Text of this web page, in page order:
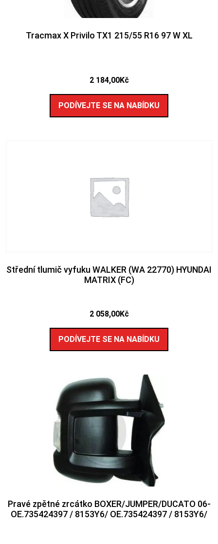
Tracmax X Privilo TX1 215/55 R16 97 W XL
2 184,00Kč
PODÍVEJTE SE NA NABÍDKU
Střední tlumič vyfuku WALKER (WA 22770) HYUNDAI
MATRIX (FC)
2 058,00Kč
PODÍVEJTE SE NA NABÍDKU
Pravé zpětné zrcátko BOXER/JUMPER/DUCATO 06-
OE.735424397 / 8153Y6/ OE.735424397 / 8153Y6/